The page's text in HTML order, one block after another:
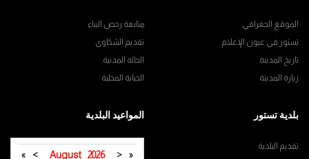
الموقع الجغرافي
تستور في عيون الإعلام
تاريخ المدينة
زيارة المدينة
متابعة رخص البناء
تقديم الشكاوي
الحالة المدنية
الجباية المحلية
بلدية تستور
تقديم البلدية
المواعيد البلدية
«
<
August 2026
>
»